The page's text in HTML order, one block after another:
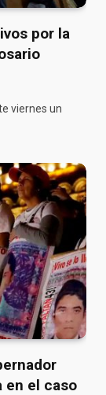
por la
viernes un
en el caso